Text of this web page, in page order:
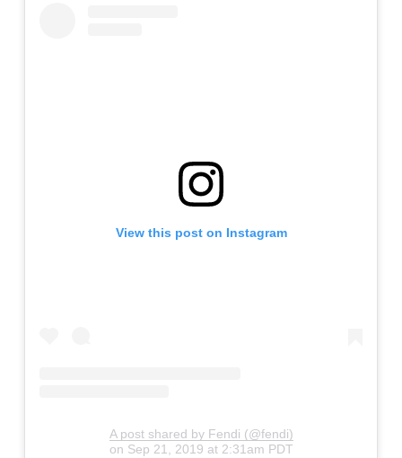
View this post on Instagram
A post shared by Fendi (@fendi)
on Sep 21, 2019 at 2:31am PDT